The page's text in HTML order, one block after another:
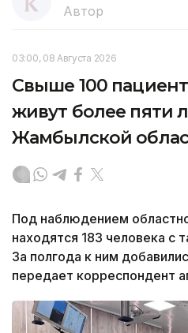
Автор
03:00, 08 Августа 2026
Свыше 100
живут более пяти
Жамбылской
Под наблюдением
находятся 183 человека с
За полгода к ним
передает корреспондент